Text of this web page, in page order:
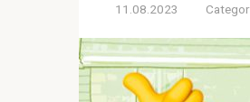
11.08.2023